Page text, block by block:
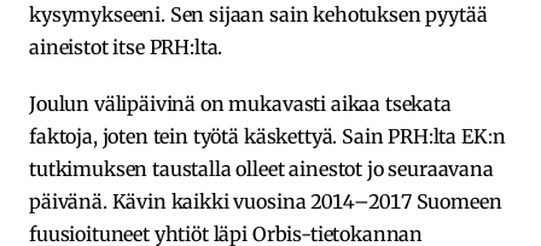
kysymykseeni. Sen sijaan sain kehotuksen pyytää
aineistot itse PRH:lta.
Joulun välipäivinä on mukavasti aikaa tsekata
faktoja, joten tein työtä käskettyä. Sain PRH:lta EK:n
tutkimuksen taustalla olleet ainestot jo seuraavana
päivänä. Kävin kaikki vuosina 2014–2017 Suomeen
fuusioituneet yhtiöt läpi Orbis-tietokannan